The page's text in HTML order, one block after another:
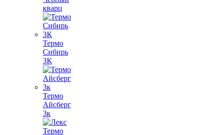
кварц
Термо
Сибирь
3К
Термо
Айсберг
3к